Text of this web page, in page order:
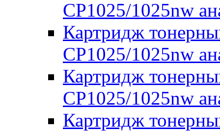
CP1025/1025nw
Картридж
CP1025/1025nw
Картридж
CP1025/1025nw
Картридж